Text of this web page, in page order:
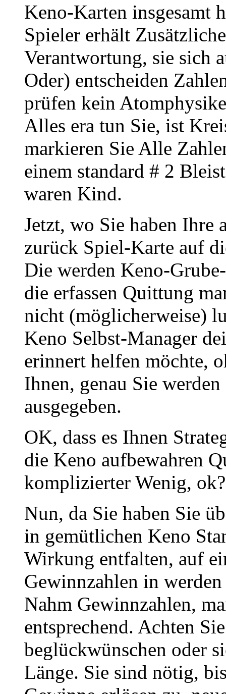
Keno-Karten insgesamt
Spieler erhält
Verantwortung, sie sich
Oder) entscheiden
prüfen kein
Alles era tun Sie, ist
markieren Sie Alle
einem standard # 2
waren Kind.
Jetzt, wo Sie haben Ihre
zurück Spiel-Karte auf
Die werden Keno-
die erfassen Quittung
nicht (möglicherweise)
Keno Selbst-Manager
erinnert helfen möchte,
Ihnen, genau Sie
ausgegeben.
OK, dass es Ihnen
die Keno aufbewahren
komplizierter Wenig, ok?
Nun, da Sie haben Sie
in gemütlichen Keno
Wirkung entfalten, auf
Gewinnzahlen in
Nahm Gewinnzahlen,
entsprechend. Achten
beglückwünschen oder
Länge. Sie sind nötig,